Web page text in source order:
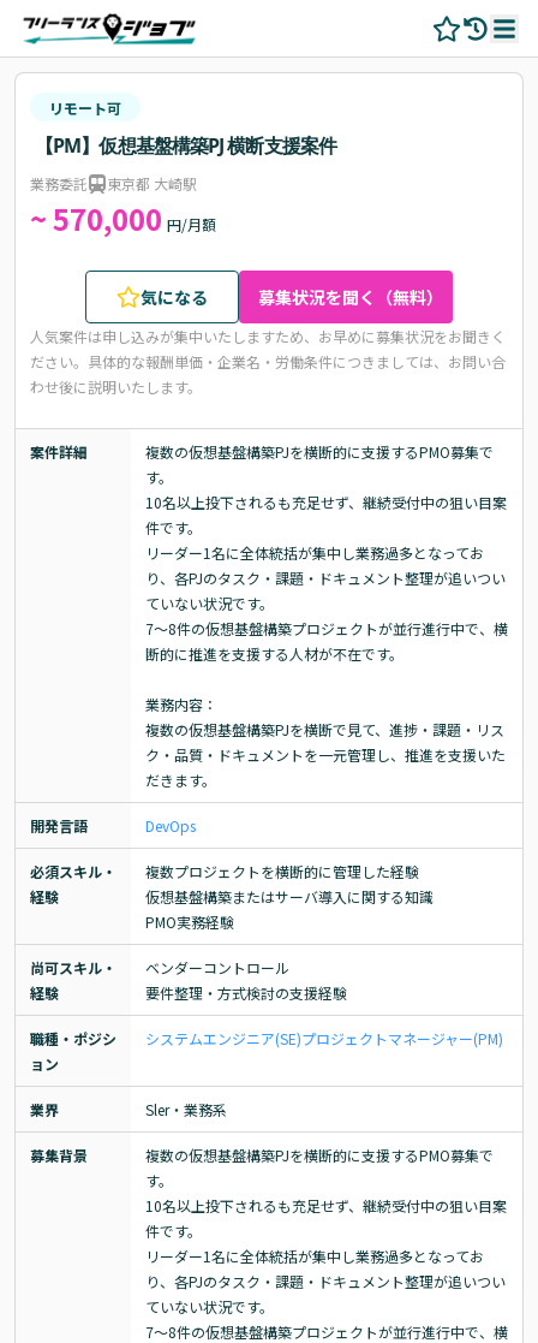
リモート可
【PM】仮想基盤構築PJ 横断支援案件
業務委託 東京都 大崎駅
~ 570,000 円/月額
気になる 募集状況を聞く（無料）
人気案件は申し込みが集中いたしますため、お早めに募集状況をお聞きく
ださい。 具体的な報酬単価・企業名・労働条件につきましては、お問い合
わせ後に説明いたします。
案件詳細
複数の仮想基盤構築PJを横断的に支援するPMO募集で
す。
10名以上投下されるも充足せず、継続受付中の狙い目案
件です。
リーダー1名に全体統括が集中し業務過多となってお
り、各PJのタスク・課題・ドキュメント整理が追いつい
ていない状況です。
7〜8件の仮想基盤構築プロジェクトが並行進行中で、横
断的に推進を支援する人材が不在です。
業務内容：
複数の仮想基盤構築PJを横断で見て、進捗・課題・リス
ク・品質・ドキュメントを一元管理し、推進を支援いた
だきます。
開発言語 DevOps
必須スキル・
経験
複数プロジェクトを横断的に管理した経験
仮想基盤構築またはサーバ導入に関する知識
PMO実務経験
尚可スキル・
経験
ベンダーコントロール
要件整理・方式検討の支援経験
職種・ポジシ
ョン
システムエンジニア(SE)プロジェクトマネージャー(PM)
業界 Sler・業務系
募集背景
複数の仮想基盤構築PJを横断的に支援するPMO募集で
す。
10名以上投下されるも充足せず、継続受付中の狙い目案
件です。
リーダー1名に全体統括が集中し業務過多となってお
り、各PJのタスク・課題・ドキュメント整理が追いつい
ていない状況です。
7〜8件の仮想基盤構築プロジェクトが並行進行中で、横